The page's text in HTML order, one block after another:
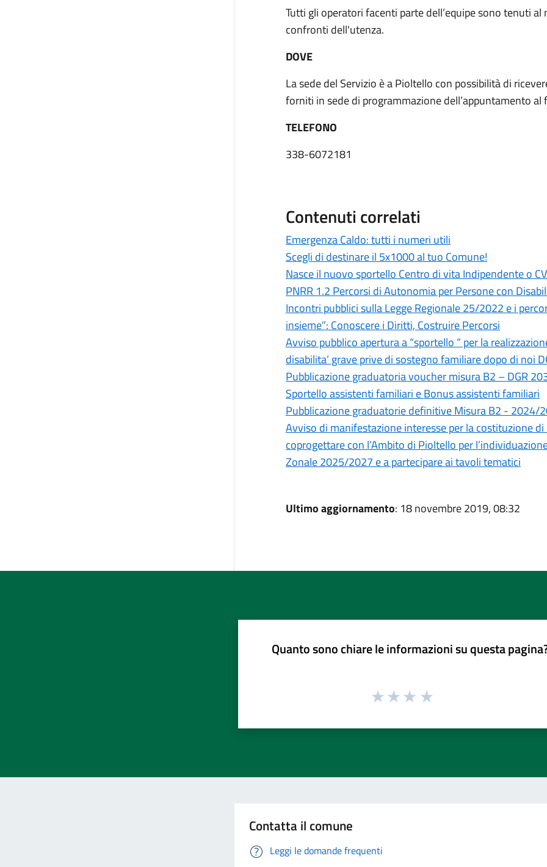
Tutti gli operatori facenti parte dell’equipe sono tenuti
confronti dell'utenza.
DOVE
La sede del Servizio è a Pioltello con possibilità di
forniti in sede di programmazione dell’appuntamento
TELEFONO
338-6072181
Contenuti correlati
Emergenza Caldo: tutti i numeri utili
Scegli di destinare il 5x1000 al tuo Comune!
Nasce il nuovo sportello Centro di vita Indipendente o
PNRR 1.2 Percorsi di Autonomia per Persone con
Incontri pubblici sulla Legge Regionale 25/2022 e i
insieme”: Conoscere i Diritti, Costruire Percorsi
Avviso pubblico apertura a “sportello “ per la
disabilita’ grave prive di sostegno familiare dopo di noi
Pubblicazione graduatoria voucher misura B2 – DGR
Sportello assistenti familiari e Bonus assistenti familiari
Pubblicazione graduatorie definitive Misura B2 - 2024/
Avviso di manifestazione interesse per la costituzione
coprogettare con l’Ambito di Pioltello per
Zonale 2025/2027 e a partecipare ai tavoli tematici
Ultimo aggiornamento: 18 novembre 2019, 08:32
Quanto sono chiare le informazioni su questa
Contatta il comune
Leggi le domande frequenti